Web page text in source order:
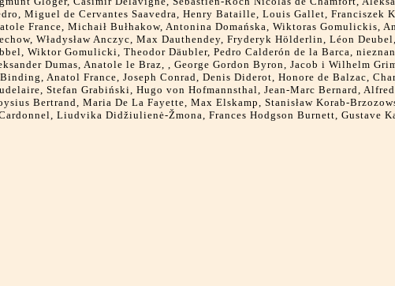
Miguel de Cervantes Saavedra, Henry Bataille, Louis Gallet, Franciszek
France, Michaił Bułhakow, Antonina Domańska, Wiktoras Gomulickis,
Władysław Anczyc, Max Dauthendey, Fryderyk Hölderlin, Léon
Wiktor Gomulicki, Theodor Däubler, Pedro Calderón de la Barca,
Dumas, Anatole le Braz, , George Gordon Byron, Jacob i Wilhelm
Anatol France, Joseph Conrad, Denis Diderot, Honore de Balzac,
Stefan Grabiński, Hugo von Hofmannsthal, Jean-Marc Bernard,
Bertrand, Maria De La Fayette, Max Elskamp, Stanisław Korab-
Liudvika Didžiulienė-Žmona, Frances Hodgson Burnett, Gustave